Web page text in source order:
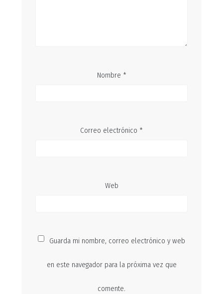
Nombre *
Correo electrónico *
Web
Guarda mi nombre, correo electrónico y web
en este navegador para la próxima vez que
comente.